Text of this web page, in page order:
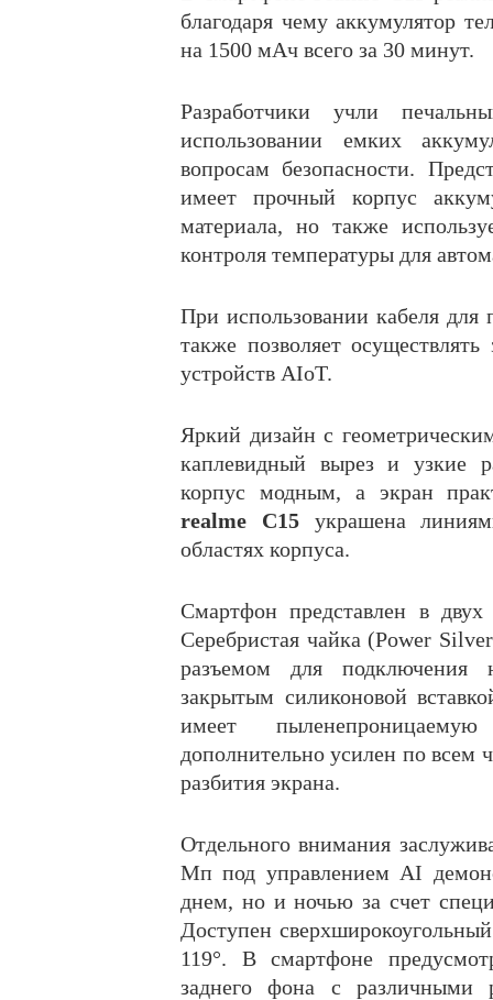
благодаря чему аккумулятор
на 1500 мАч всего за 30 минут.
Разработчики учли
использовании емких
вопросам безопасности.
имеет прочный корпус
материала, но также
контроля температуры для
При использовании кабеля для
также позволяет
устройств AIoT.
Яркий дизайн с
каплевидный вырез и узкие
корпус модным, а экран
realme C15украшена
областях корпуса.
Смартфон представлен в
Серебристая чайка (Power
разъемом для подключения
закрытым силиконовой
имеет
дополнительно усилен по всем
разбития экрана.
Отдельного внимания
Мп под управлением AI
днем, но и ночью за счет
Доступен
119°. В смартфоне
заднего фона с различными